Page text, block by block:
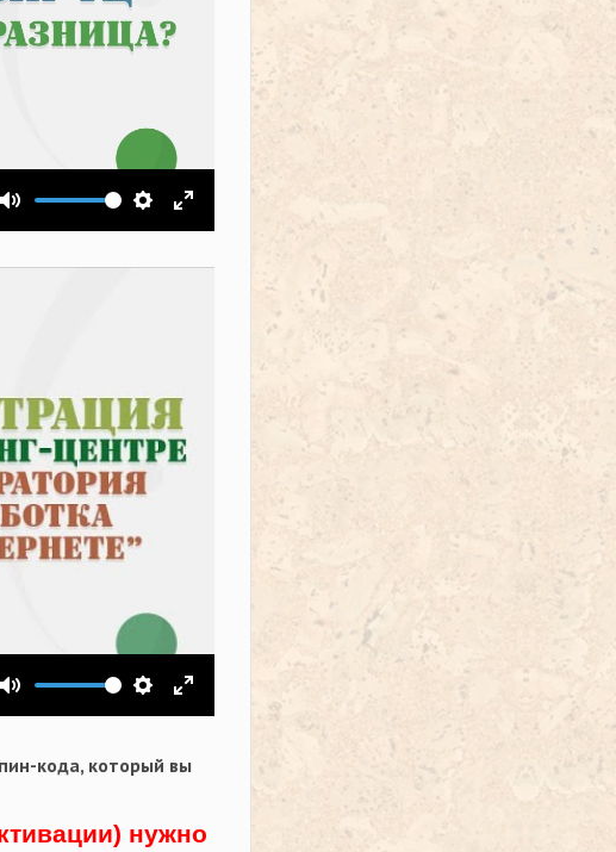
Выключить звукНастройки
На весь экран
Выключить звукНастройки
На весь экран
кода, который вы
нужно